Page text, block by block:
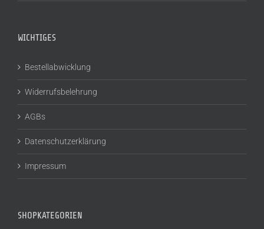
WICHTIGES
Bestellabwicklung
Widerrufsbelehrung
AGBs
Datenschutzerklärung
Impressum
SHOPKATEGORIEN